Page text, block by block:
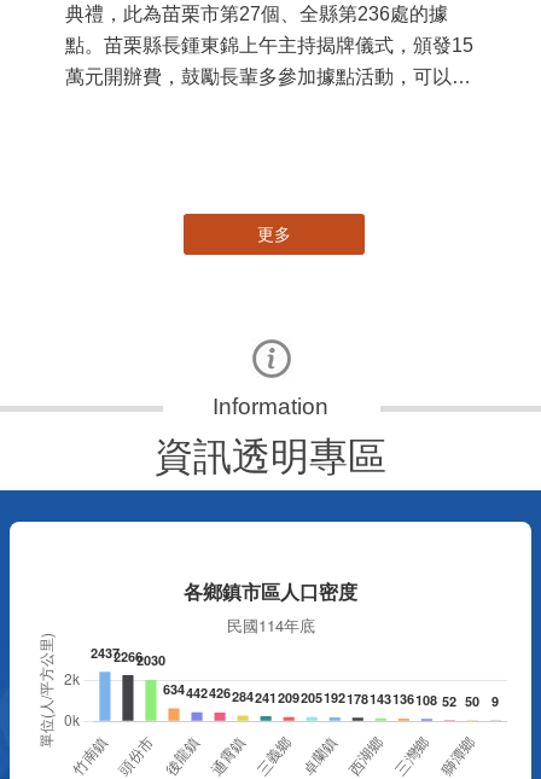
典禮，此為苗栗市第27個、全縣第236處的據
點。苗栗縣長鍾東錦上午主持揭牌儀式，頒發15
萬元開辦費，鼓勵長輩多參加據點活動，可以更
更多
資訊透明專區